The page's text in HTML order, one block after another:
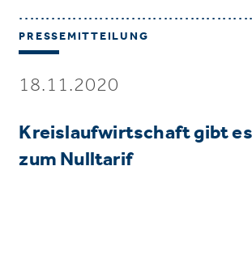
PRESSEMITTEILUNG
18.11.2020
Kreislaufwirtschaft gibt
zum Nulltarif